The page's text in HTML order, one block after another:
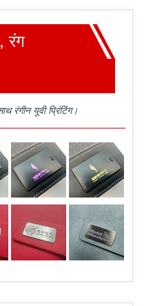
रंग
रंगीन यूवी प्रिंटिंग।